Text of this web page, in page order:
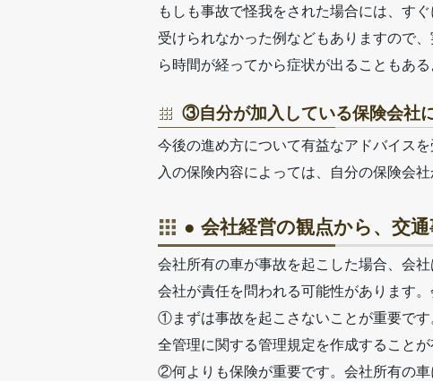
もしも事故で怪我をされた場合には、す
受けられなかった例などもありますので
ら時間が経ってから症状が出ることもあ
③自分が加入している保険会社
今後の進め方について有益なアドバイス
入の保険内容によっては、自分の保険会
● 会社経営の観点から、交
会社所有の車が事故を起こした場合、会
会社が責任を問われる可能性があります
①まずは事故を起こさないことが重要で
全管理に関する管理規定を作成することが
②何よりも保険が重要です。会社所有の